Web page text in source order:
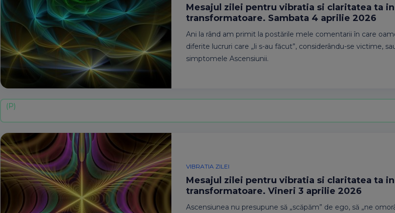
Mesajul zilei pentru vibratia si claritatea ta
transformatoare. Sambata 4 aprilie 2026
Ani la rând am primit la postările mele comentarii în care
diferite lucruri care „li s-au făcut”, considerându-se victime,
simptomele Ascensiunii.
VIBRATIA ZILEI
Mesajul zilei pentru vibratia si claritatea ta
transformatoare. Vineri 3 aprilie 2026
Ascensiunea nu presupune să „scăpăm” de ego, să „ne